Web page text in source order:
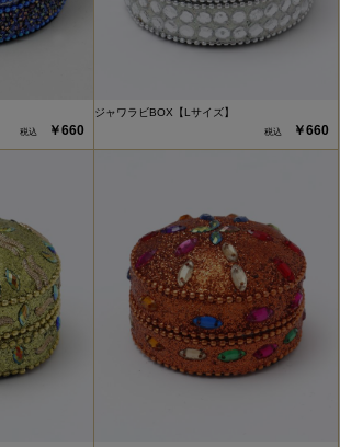
￥660
ジャワラビBOX【Lサイズ】
￥660